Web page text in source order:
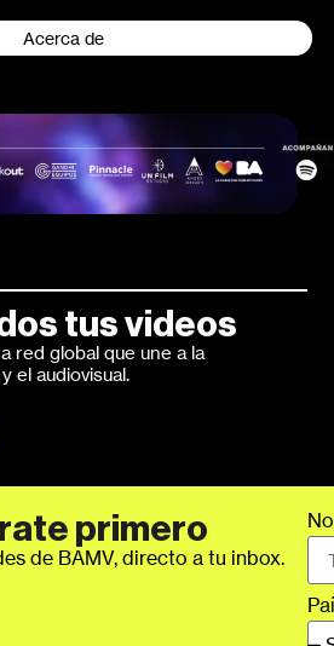
Acerca de
tus videos
red global que une a la
el audiovisual.
primero
de BAMV, directo a tu inbox.